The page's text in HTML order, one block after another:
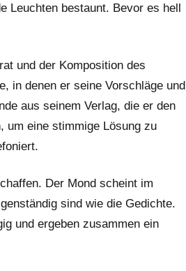
Leuchten bestaunt. Bevor es hell
und der Komposition des
in denen er seine Vorschläge und
aus seinem Verlag, die er den
um eine stimmige Lösung zu
Der Mond scheint im
sind wie die Gedichte.
und ergeben zusammen ein